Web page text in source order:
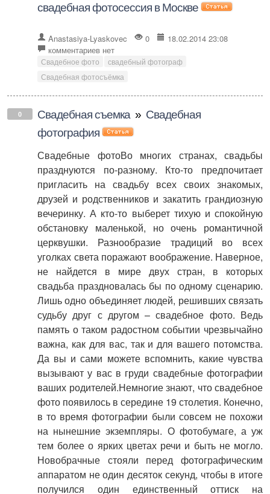
свадебная фотосессия в Москве
Anastasiya-Lyaskovec 0
18.02.2014 23:08
комментариев нет
Свадебное фото
свадебный фотограф
Свадебная фотосъёмка
0 Свадебная съемка » Свадебная
фотография
Свадебные фотоВо многих странах, свадьбы
празднуются по-разному. Кто-то предпочитает
пригласить на свадьбу всех своих знакомых,
друзей и родственников и закатить грандиозную
вечеринку. А кто-то выберет тихую и спокойную
обстановку маленькой, но очень романтичной
церквушки. Разнообразие традиций во всех
уголках света поражают воображение. Наверное,
не найдется в мире двух стран, в которых
свадьба праздновалась бы по одному сценарию.
Лишь одно объединяет людей, решивших связать
судьбу друг с другом – свадебное фото. Ведь
память о таком радостном событии чрезвычайно
важна, как для вас, так и для вашего потомства.
Да вы и сами можете вспомнить, какие чувства
вызывают у вас в груди свадебные фотографии
ваших родителей.Немногие знают, что свадебное
фото появилось в середине 19 столетия. Конечно,
в то время фотографии были совсем не похожи
на нынешние экземпляры. О фотобумаге, а уж
тем более о ярких цветах речи и быть не могло.
Новобрачные стояли перед фотографическим
аппаратом не один десяток секунд, чтобы в итоге
получился один единственный оттиск на